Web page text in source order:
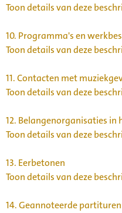
Toon details van deze
10. Programma's en
Toon details van deze
11.Contacten met
Toon details van deze
12. Belangenorganisaties in
Toon details van deze
13. Eerbetonen
Toon details van deze
14.Geannoteerde